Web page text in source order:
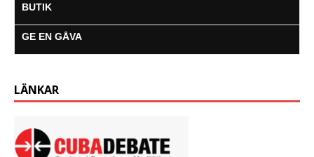
BUTIK
GE EN GÅVA
LÄNKAR